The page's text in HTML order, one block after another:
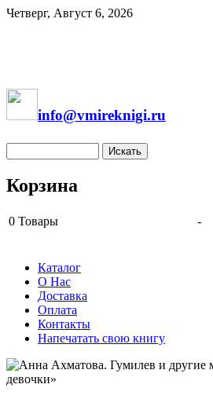
Четверг, Август 6, 2026
info@vmireknigi.ru
Корзина
0 Товары -
Каталог
О Нас
Доставка
Оплата
Контакты
Напечатать свою книгу